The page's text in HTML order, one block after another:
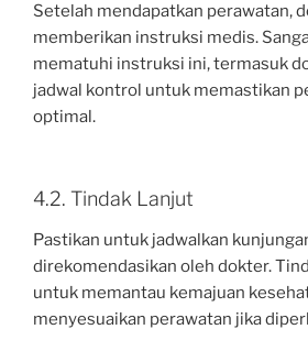
Setelah mendapatkan perawatan,
memberikan instruksi medis.
mematuhi instruksi ini, termasuk
jadwal kontrol untuk memastikan
optimal.
4.2. Tindak Lanjut
Pastikan untuk jadwalkan
direkomendasikan oleh dokter.
untuk memantau kemajuan
menyesuaikan perawatan jika